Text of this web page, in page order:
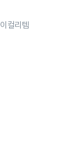
컬리템